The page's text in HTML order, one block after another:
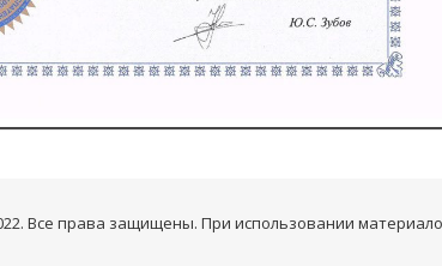
Все права защищены. При использовании